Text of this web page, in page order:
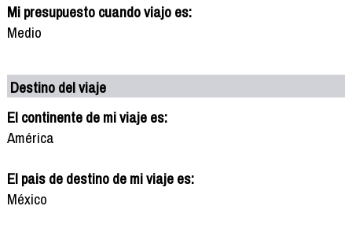
Mi presupuesto cuando viajo es:
Medio
Destino del viaje
El continente de mi viaje es:
América
El pais de destino de mi viaje es:
México